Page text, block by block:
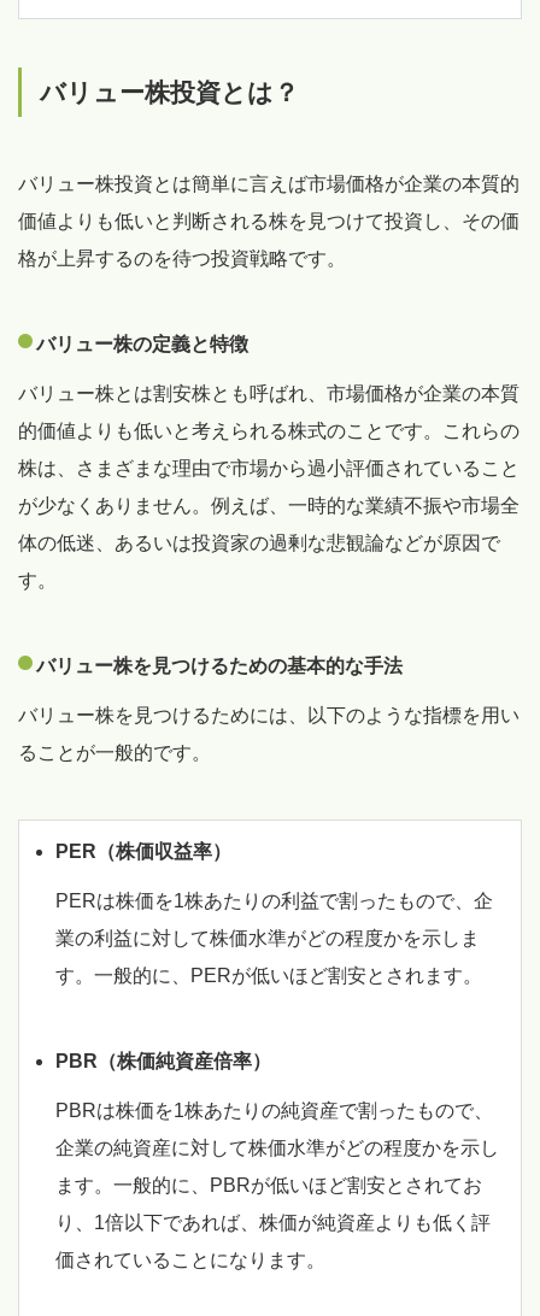
バリュー株投資とは？
バリュー株投資とは簡単に言えば市場価格が企業の本質的
価値よりも低いと判断される株を見つけて投資し、その価
格が上昇するのを待つ投資戦略です。
バリュー株の定義と特徴
バリュー株とは割安株とも呼ばれ、市場価格が企業の本質
的価値よりも低いと考えられる株式のことです。これらの
株は、さまざまな理由で市場から過小評価されていること
が少なくありません。例えば、一時的な業績不振や市場全
体の低迷、あるいは投資家の過剰な悲観論などが原因で
す。
バリュー株を見つけるための基本的な手法
バリュー株を見つけるためには、以下のような指標を用い
ることが一般的です。
PER（株価収益率）
PERは株価を1株あたりの利益で割ったもので、企
業の利益に対して株価水準がどの程度かを示しま
す。一般的に、PERが低いほど割安とされます。
PBR（株価純資産倍率）
PBRは株価を1株あたりの純資産で割ったもので、
企業の純資産に対して株価水準がどの程度かを示し
ます。一般的に、PBRが低いほど割安とされてお
り、1倍以下であれば、株価が純資産よりも低く評
価されていることになります。